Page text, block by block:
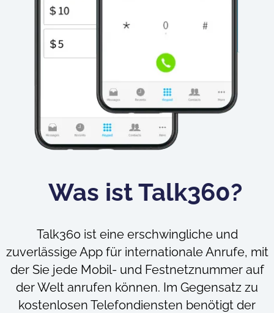
Was ist Talk360?
Talk360 ist eine erschwingliche und
zuverlässige App für internationale Anrufe, mit
der Sie jede Mobil- und Festnetznummer auf
der Welt anrufen können. Im Gegensatz zu
kostenlosen Telefondiensten benötigt der